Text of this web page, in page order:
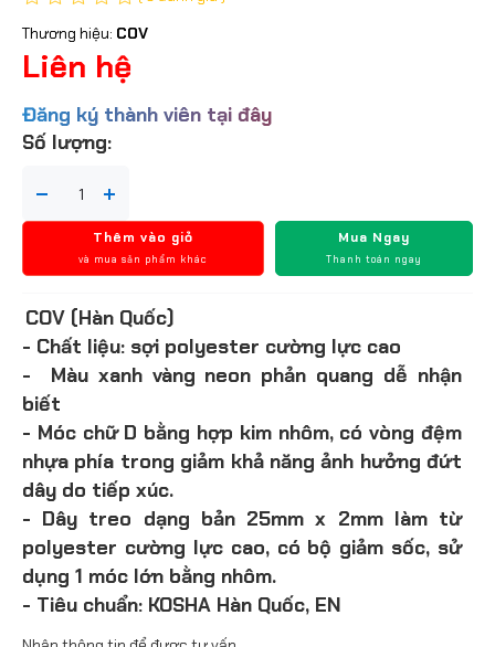
( 0 đánh giá )
Thương hiệu:COV
Liên hệ
Đăng ký thành viên tại đây
Thêm vào giỏ Mua Ngay
COV (Hàn Quốc)
- Chất liệu: sợi polyester cường lực cao
- Màu xanh vàng neon phản quang dễ nhận
biết
- Móc chữ D bằng hợp kim nhôm, có vòng đệm
nhựa phía trong giảm khả năng ảnh hưởng đứt
dây do tiếp xúc.
- Dây treo dạng bản 25mm x 2mm làm từ
polyester cường lực cao, có bộ giảm sốc, sử
dụng 1 móc lớn bằng nhôm.
- Tiêu chuẩn: KOSHA Hàn Quốc, EN